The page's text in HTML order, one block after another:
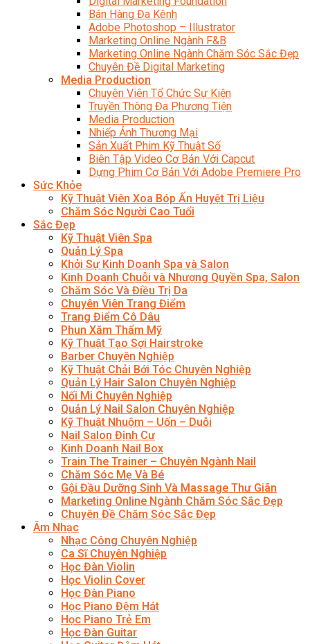
Bán Hàng Đa Kênh
Adobe Photoshop – Illustrator
Marketing Online Ngành F&B
Marketing Online Ngành Chăm Sóc Sắc Đẹp
Chuyên Đề Digital Marketing
Media Production
Chuyên Viên Tổ Chức Sự Kiện
Truyền Thông Đa Phương Tiện
Media Production
Nhiếp Ảnh Thương Mại
Sản Xuất Phim Kỹ Thuật Số
Biên Tập Video Cơ Bản Với Capcut
Dựng Phim Cơ Bản Với Adobe Premiere Pro
Sức Khỏe
Kỹ Thuật Viên Xoa Bóp Ấn Huyệt Trị Liệu
Chăm Sóc Người Cao Tuổi
Sắc Đẹp
Kỹ Thuật Viên Spa
Quản Lý Spa
Khởi Sự Kinh Doanh Spa và Salon
Kinh Doanh Chuỗi và Nhượng Quyền Spa, Salon
Chăm Sóc Và Điều Trị Da
Chuyên Viên Trang Điểm
Trang Điểm Cô Dâu
Phun Xăm Thẩm Mỹ
Kỹ Thuật Tạo Sợi Hairstroke
Barber Chuyên Nghiệp
Kỹ Thuật Chải Bới Tóc Chuyên Nghiệp
Quản Lý Hair Salon Chuyên Nghiệp
Nối Mi Chuyên Nghiệp
Quản Lý Nail Salon Chuyên Nghiệp
Kỹ Thuật Nhuộm – Uốn – Duỗi
Nail Salon Định Cư
Kinh Doanh Nail Box
Train The Trainer – Chuyên Ngành Nail
Chăm Sóc Mẹ Và Bé
Gội Đầu Dưỡng Sinh Và Massage Thư Giãn
Marketing Online Ngành Chăm Sóc Sắc Đẹp
Chuyên Đề Chăm Sóc Sắc Đẹp
Âm Nhạc
Nhạc Công Chuyên Nghiệp
Ca Sĩ Chuyên Nghiệp
Học Đàn Violin
Học Violin Cover
Học Đàn Piano
Học Piano Đệm Hát
Học Piano Trẻ Em
Học Đàn Guitar